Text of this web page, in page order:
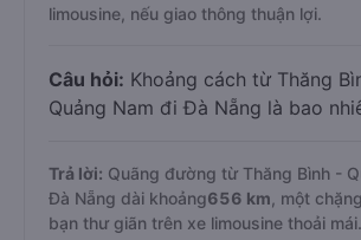
limousine, nếu giao thông thuận lợi.
Câu hỏi: Khoảng cách từ Thăng
Quảng Nam đi Đà Nẵng là bao
Trả lời: Quãng đường từ Thăng Bình -
Đà Nẵng dài khoảng656 km , một
bạn thư giãn trên xe limousine thoải mái.